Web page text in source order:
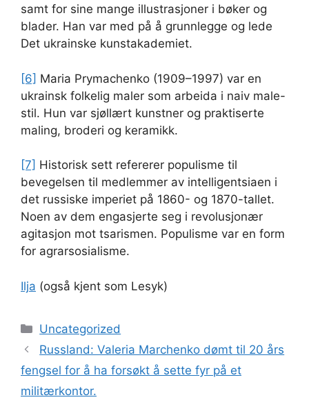
samt for sine mange illustrasjoner i bøker og
blader. Han var med på å grunnlegge og lede
Det ukrainske kunstakademiet.
[6] Maria Prymachenko (1909–1997) var en
ukrainsk folkelig maler som arbeida i naiv male-
stil. Hun var sjøllært kunstner og praktiserte
maling, broderi og keramikk.
[7] Historisk sett refererer populisme til
bevegelsen til medlemmer av intelligentsiaen i
det russiske imperiet på 1860- og 1870-tallet.
Noen av dem engasjerte seg i revolusjonær
agitasjon mot tsarismen. Populisme var en form
for agrarsosialisme.
Ilja (også kjent som Lesyk)
Kategorier
Uncategorized
Russland: Valeria Marchenko dømt til 20 års
fengsel for å ha forsøkt å sette fyr på et
militærkontor.